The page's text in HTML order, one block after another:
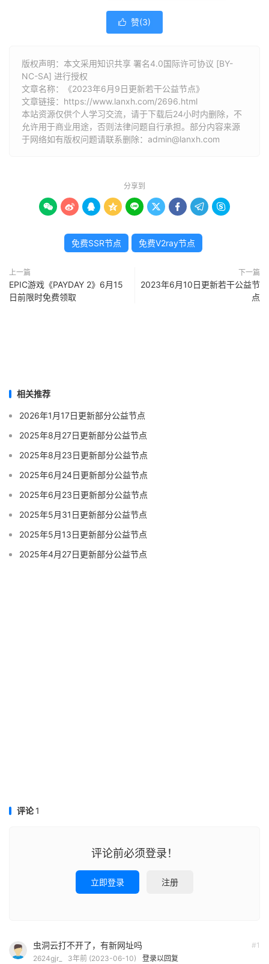
 赞(3)
版权声明：本文采用知识共享 署名4.0国际许可协议 [BY-
NC-SA] 进行授权
文章名称：《2023年6月9日更新若干公益节点》
文章链接： https://www.lanxh.com/2696.html
本站资源仅供个人学习交流，请于下载后24小时内删除，不
允许用于商业用途，否则法律问题自行承担。部分内容来源
于网络如有版权问题请联系删除：admin@lanxh.com
分享到
        
免费SSR节点 免费V2ray节点
上一篇
EPIC游戏《PAYDAY 2》6月15
日前限时免费领取
下一篇
2023年6月10日更新若干公益节
点
相关推荐
2026年1月17日更新部分公益节点
2025年8月27日更新部分公益节点
2025年8月23日更新部分公益节点
2025年6月24日更新部分公益节点
2025年6月23日更新部分公益节点
2025年5月31日更新部分公益节点
2025年5月13日更新部分公益节点
2025年4月27日更新部分公益节点
评论1
评论前必须登录！
立即登录 注册
#1
虫洞云打不开了，有新网址吗
2624gjr_ 3年前 (2023-06-10) 登录以回复